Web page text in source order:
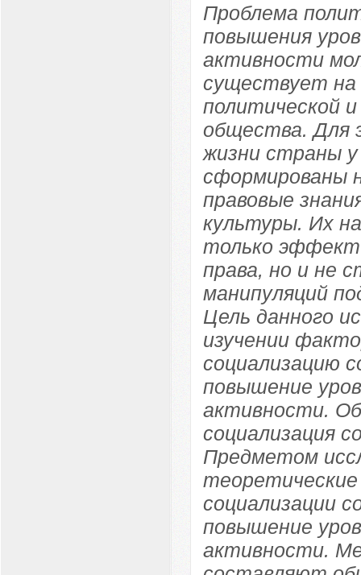
Проблема
повышения
активности
существует на
политической
общества. Для
жизни страны
сформированы
правовые
культуры. Их
только
права, но и не
манипуляций
Цель данного
изучении
социализацию
повышение
активности.
социализация
Предметом
теоретические
социализации
повышение
активности.